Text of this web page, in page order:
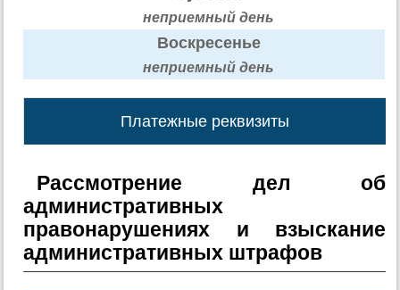
неприемный день
Воскресенье
неприемный день
Платежные реквизиты
Рассмотрение дел об
административных
правонарушениях и взыскание
административных штрафов